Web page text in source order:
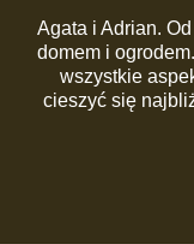
Agata i Adrian.
domem i
wszystkie
cieszyć się